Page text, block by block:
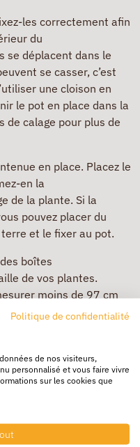
les correctement afin
du
se déplacent dans le
se casser, c’est
une cloison en
le pot en place dans la
de calage pour plus de
en place. Placez le
en la
de la plante. Si la
pouvez placer du
et le fixer au pot.
boîtes
de vos plantes.
moins de 97 cm
et 66 cm (26") de
dans la boîte.
en carton ondulé
à l’humidité, car
diminuer sa solidité.
de l’adhésif pour
Politique de confidentialité
de nos visiteurs,
personnalisé et vous faire vivre
sur les cookies que